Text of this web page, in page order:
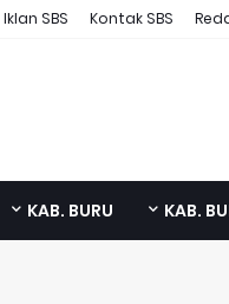
Kontak SBS
SBS
KAB.
KAB. BURU